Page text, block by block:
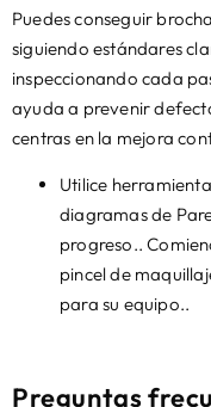
Puedes conseguir
siguiendo estándares
inspeccionando cada
ayuda a prevenir
centras en la mejora
Utilice
diagramas de
progreso..
pincel de
para su equipo..
Preguntas